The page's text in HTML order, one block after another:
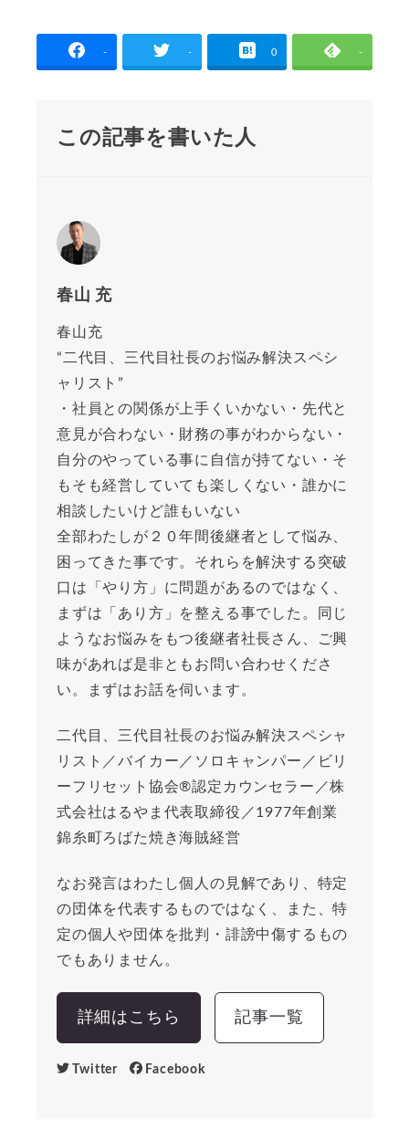
- - 0 -
この記事を書いた人
春山 充
春山充
“二代目、三代目社長のお悩み解決スペシ
ャリスト”
・社員との関係が上手くいかない・先代と
意見が合わない・財務の事がわからない・
自分のやっている事に自信が持てない・そ
もそも経営していても楽しくない・誰かに
相談したいけど誰もいない
全部わたしが２０年間後継者として悩み、
困ってきた事です。それらを解決する突破
口は「やり方」に問題があるのではなく、
まずは「あり方」を整える事でした。同じ
ようなお悩みをもつ後継者社長さん、ご興
味があれば是非ともお問い合わせくださ
い。まずはお話を伺います。
二代目、三代目社長のお悩み解決スペシャ
リスト／バイカー／ソロキャンパー／ビリ
ーフリセット協会®︎認定カウンセラー／株
式会社はるやま代表取締役／1977年創業
錦糸町ろばた焼き海賊経営
なお発言はわたし個人の見解であり、特定
の団体を代表するものではなく、また、特
定の個人や団体を批判・誹謗中傷するもの
でもありません。
詳細はこちら 記事一覧
Twitter Facebook